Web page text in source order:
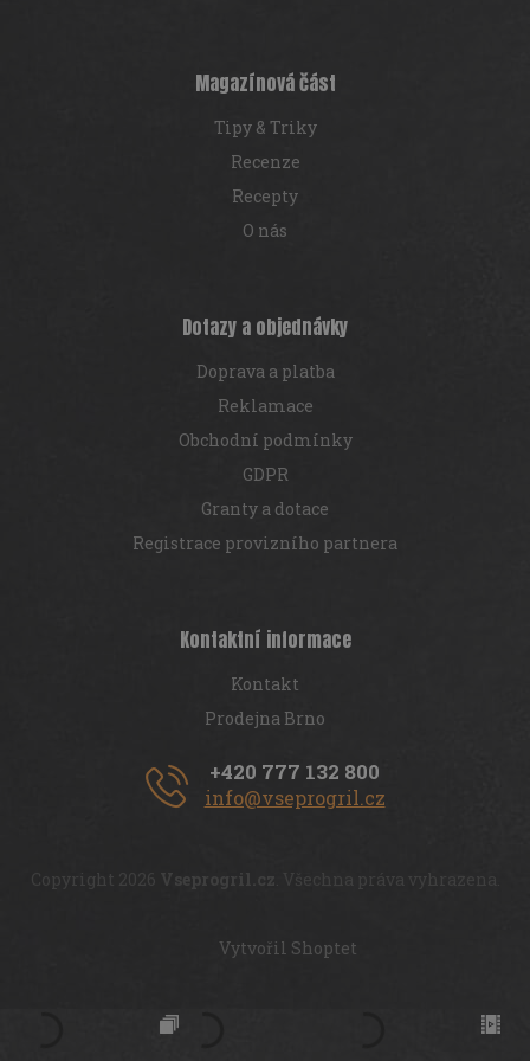
Magazínová část
Tipy & Triky
Recenze
Recepty
O nás
Dotazy a objednávky
Doprava a platba
Reklamace
Obchodní podmínky
GDPR
Granty a dotace
Registrace provizního partnera
Kontaktní informace
Kontakt
Prodejna Brno
+420 777 132 800
info@vseprogril.cz
Vytvořil Shoptet
Copyright 2026 Vseprogril.cz . Všechna práva vyhrazena.